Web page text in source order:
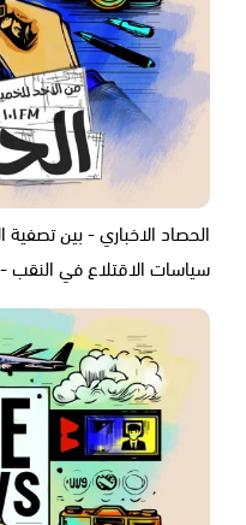
الحصاد الاخباري - بين
سياسات الاقتلاع في النقب - 03.08.2026